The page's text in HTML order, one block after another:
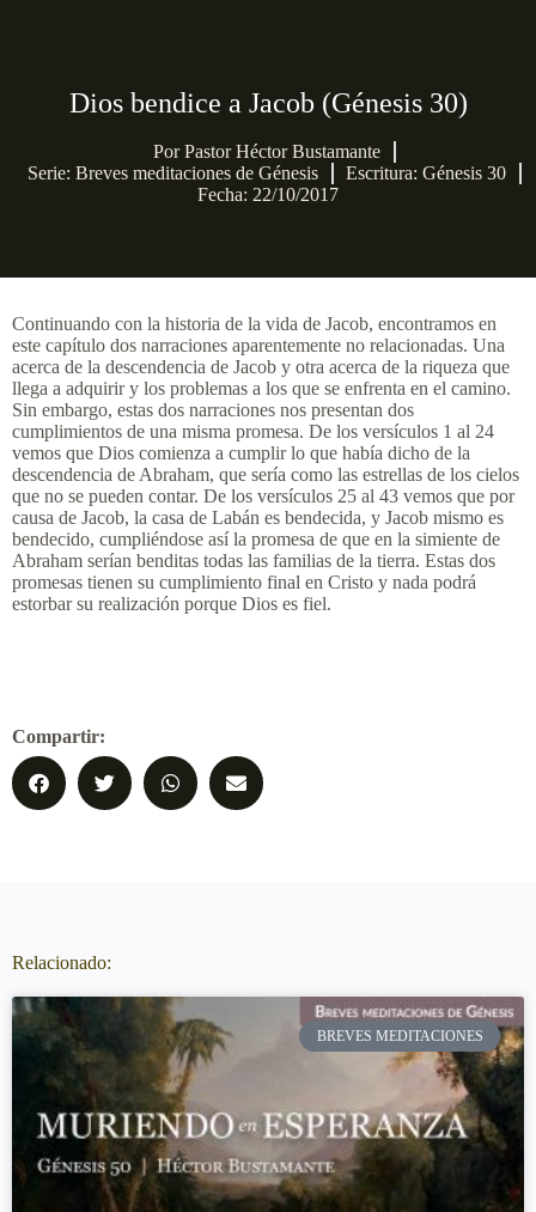
Dios bendice a Jacob (Génesis 30)
PorPastor Héctor Bustamante
Serie: Breves meditaciones de Génesis
Escritura: Génesis 30
Fecha: 22/10/2017
Continuando con la historia de la vida de Jacob, encontramos en
este capítulo dos narraciones aparentemente no relacionadas. Una
acerca de la descendencia de Jacob y otra acerca de la riqueza que
llega a adquirir y los problemas a los que se enfrenta en el camino.
Sin embargo, estas dos narraciones nos presentan dos
cumplimientos de una misma promesa. De los versículos 1 al 24
vemos que Dios comienza a cumplir lo que había dicho de la
descendencia de Abraham, que sería como las estrellas de los cielos
que no se pueden contar. De los versículos 25 al 43 vemos que por
causa de Jacob, la casa de Labán es bendecida, y Jacob mismo es
bendecido, cumpliéndose así la promesa de que en la simiente de
Abraham serían benditas todas las familias de la tierra. Estas dos
promesas tienen su cumplimiento final en Cristo y nada podrá
estorbar su realización porque Dios es fiel.
Compartir:
Relacionado:
BREVES MEDITACIONES